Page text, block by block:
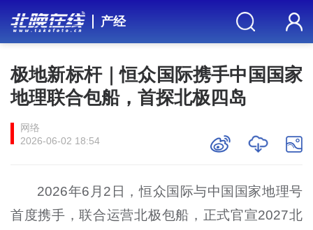
产经
极地新标杆｜恒众国际携手中国国家
地理联合包船，首探北极四岛
网络
2026-06-02 18:54
2026年6月2日，恒众国际与中国国家地理号
首度携手，联合运营北极包船，正式官宣2027北